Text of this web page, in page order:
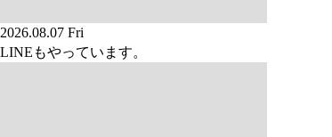
2026.08.07 Fri
LINEもやっています。